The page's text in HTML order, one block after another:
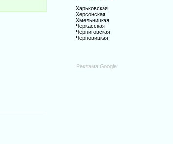
Харьковская
Херсонская
Хмельницкая
Черкасская
Черниговская
Черновицкая
Реклама Google